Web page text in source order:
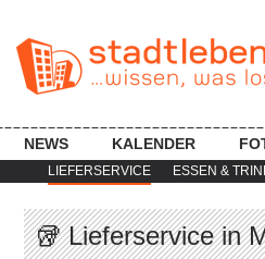
LIEFERSERVICE ESSEN &
NEWS KALENDER
🥡 Lieferservice in